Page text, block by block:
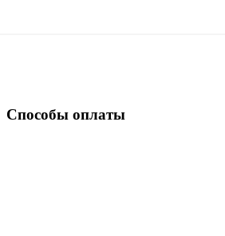
Способы оплаты